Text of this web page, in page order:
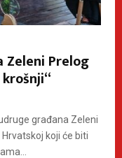
Prelog
građana Zeleni
koji će biti